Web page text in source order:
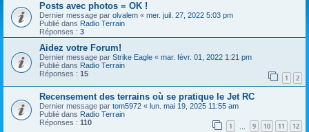
Posts avec photos = OK !
Dernier message par olvalem « mer. juil. 27, 2022 5:03 pm
Publié dans Radio Terrain
Réponses : 3
Aidez votre Forum!
Dernier message par Strike Eagle « mar. févr. 01, 2022 1:21 pm
Publié dans Radio Terrain
Réponses : 15 1 2
Recensement des terrains où se pratique le Jet RC
Dernier message par tom5972 « lun. mai 19, 2025 11:55 am
Publié dans Radio Terrain
Réponses : 110 1 9 10 11 12